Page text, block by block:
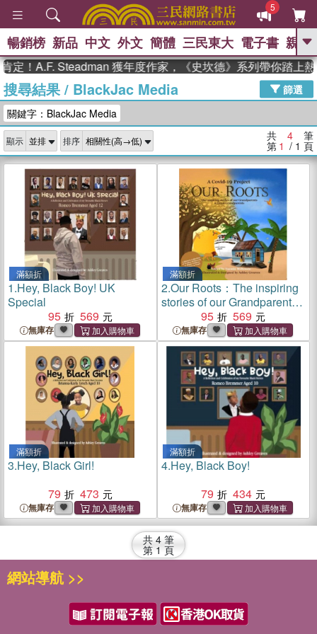
5
GO
熱搜： 東野圭吾 The Odyssey 、
父親節 、 如果歷史是一群喵 、 國際
的李登輝時代 、 數學女孩：黎曼猜想
、
暢銷榜 新品 中文 外文 簡體 三民東大 電子書 親子
！A.F. Steadman 獲年度作家，《史坎德》系列帶你踏上熱
搜尋結果/ BlackJac Media
篩選
關鍵字：BlackJac Media
顯示 排序 共 4 筆
第 1 / 1 頁
滿額折
1.Hey, Black Boy! UK
Special
95
569
無庫存
滿額折
2.Our Roots：The inspiring
stories of our Grandparents
and Great-Grandparents
95 569
無庫存
滿額折
3.Hey, Black Girl!
79
473
無庫存
滿額折
4.Hey, Black Boy!
79
434
無庫存
共 4 筆
第 1 頁
網站導航 >>